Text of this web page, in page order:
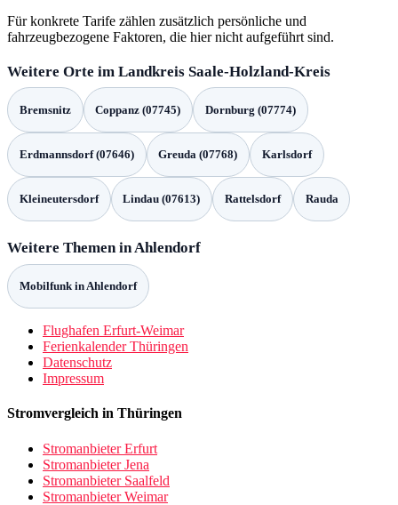
Für konkrete Tarife zählen zusätzlich persönliche und
fahrzeugbezogene Faktoren, die hier nicht aufgeführt sind.
Weitere Orte im Landkreis Saale-Holzland-Kreis
Bremsnitz Coppanz (07745) Dornburg (07774)
Erdmannsdorf (07646) Greuda (07768) Karlsdorf
Kleineutersdorf Lindau (07613) Rattelsdorf Rauda
Weitere Themen in Ahlendorf
Mobilfunk in Ahlendorf
Flughafen Erfurt-Weimar
Ferienkalender Thüringen
Datenschutz
Impressum
Stromvergleich in Thüringen
Stromanbieter Erfurt
Stromanbieter Jena
Stromanbieter Saalfeld
Stromanbieter Weimar